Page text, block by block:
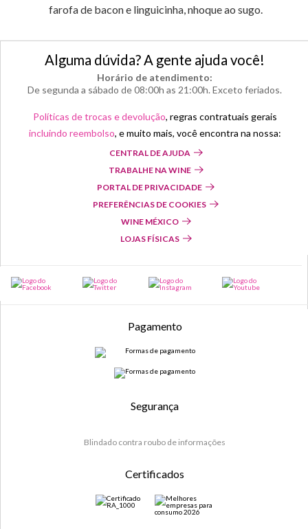
farofa de bacon e linguicinha, nhoque ao sugo.
Alguma dúvida? A gente ajuda você!
Horário de atendimento:
De segunda a sábado de 08:00h as 21:00h. Exceto feriados.
Políticas de trocas e devolução, regras contratuais gerais
incluindo reembolso, e muito mais, você encontra na nossa:
CENTRAL DE AJUDA
TRABALHE NA WINE
PORTAL DE PRIVACIDADE
PREFERÊNCIAS DE COOKIES
WINE MÉXICO
LOJAS FÍSICAS
Pagamento
Segurança
Blindado contra roubo de informações
Certificados